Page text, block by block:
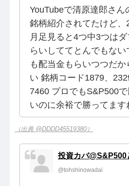
YouTubeで清原達郎さん
銘柄紹介されてたけど、
月足見ると4つ中3つは
らいしててとんでもな
も配当金もらいつつだ
い 銘柄コード1879、
7460 プロでもS&P500
いのに余裕で勝ってます
（出典 @DDDD45519380）
投資カバ@S&P500
@tohshinowadai